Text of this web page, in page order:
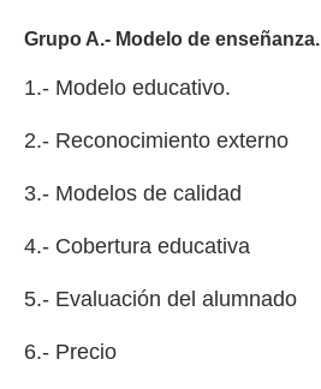
Grupo A.- Modelo de enseñanza.
1.- Modelo educativo.
2.- Reconocimiento externo
3.- Modelos de calidad
4.- Cobertura educativa
5.- Evaluación del alumnado
6.- Precio